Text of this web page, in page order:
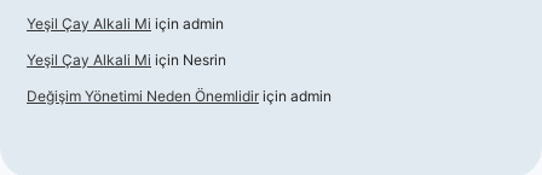
Yeşil Çay Alkali Mi için admin
Yeşil Çay Alkali Mi için Nesrin
Değişim Yönetimi Neden Önemlidir için admin